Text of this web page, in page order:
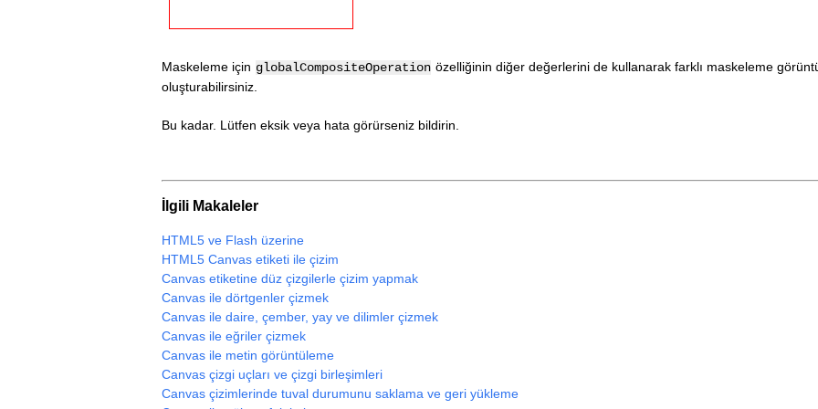
Maskeleme için globalCompositeOperation özelliğinin diğer değerlerini de kullanarak farklı maskeleme
oluşturabilirsiniz.
Bu kadar. Lütfen eksik veya hata görürseniz bildirin.
İlgili Makaleler
HTML5 ve Flash üzerine
HTML5 Canvas etiketi ile çizim
Canvas etiketine düz çizgilerle çizim yapmak
Canvas ile dörtgenler çizmek
Canvas ile daire, çember, yay ve dilimler çizmek
Canvas ile eğriler çizmek
Canvas ile metin görüntüleme
Canvas çizgi uçları ve çizgi birleşimleri
Canvas çizimlerinde tuval durumunu saklama ve geri yükleme